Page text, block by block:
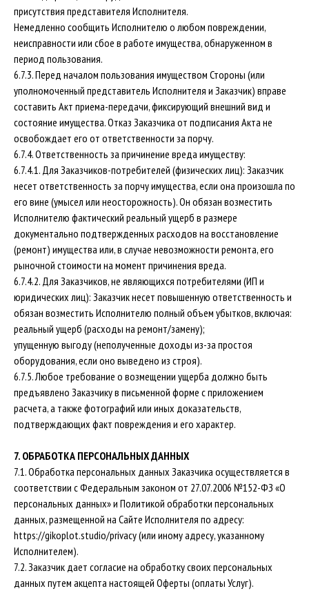
присутствия представителя Исполнителя.
Немедленно сообщить Исполнителю о любом повреждении,
неисправности или сбое в работе имущества, обнаруженном в
период пользования.
6.7.3. Перед началом пользования имуществом Стороны (или
уполномоченный представитель Исполнителя и Заказчик) вправе
составить Акт приема-передачи, фиксирующий внешний вид и
состояние имущества. Отказ Заказчика от подписания Акта не
освобождает его от ответственности за порчу.
6.7.4. Ответственность за причинение вреда имуществу:
6.7.4.1. Для Заказчиков-потребителей (физических лиц): Заказчик
несет ответственность за порчу имущества, если она произошла по
его вине (умысел или неосторожность). Он обязан возместить
Исполнителю фактический реальный ущерб в размере
документально подтвержденных расходов на восстановление
(ремонт) имущества или, в случае невозможности ремонта, его
рыночной стоимости на момент причинения вреда.
6.7.4.2. Для Заказчиков, не являющихся потребителями (ИП и
юридических лиц): Заказчик несет повышенную ответственность и
обязан возместить Исполнителю полный объем убытков, включая:
реальный ущерб (расходы на ремонт/замену);
упущенную выгоду (неполученные доходы из-за простоя
оборудования, если оно выведено из строя).
6.7.5. Любое требование о возмещении ущерба должно быть
предъявлено Заказчику в письменной форме с приложением
расчета, а также фотографий или иных доказательств,
подтверждающих факт повреждения и его характер.
7. ОБРАБОТКА ПЕРСОНАЛЬНЫХ ДАННЫХ
7.1. Обработка персональных данных Заказчика осуществляется в
соответствии с Федеральным законом от 27.07.2006 №152-ФЗ «О
персональных данных» и Политикой обработки персональных
данных, размещенной на Сайте Исполнителя по адресу:
https://gikoplot.studio/privacy(или иному адресу, указанному
Исполнителем).
7.2. Заказчик дает согласие на обработку своих персональных
данных путем акцепта настоящей Оферты (оплаты Услуг).